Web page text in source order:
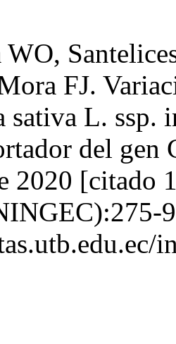
WO,
FJ.
sativa L. ssp.
del gen
2020 [citado